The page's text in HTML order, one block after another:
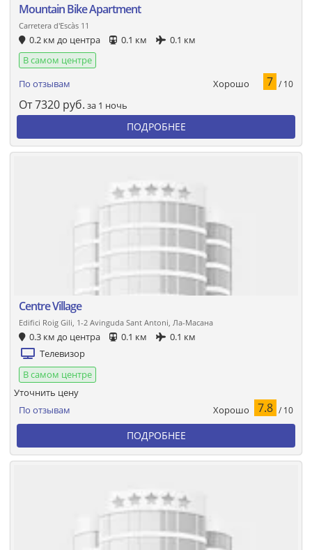
Mountain Bike Apartment
Carretera d'Escàs 11
0.2 км до центра 0.1 км
0.1 км
В самом центре
По отзывам
Хорошо 7 / 10
От7320 руб. за 1 ночь
ПОДРОБНЕЕ
Centre Village
Edifici Roig Gili, 1-2 Avinguda Sant Antoni, Ла-Масана
0.3 км до центра 0.1 км
0.1 км
Телевизор
В самом центре
По отзывам Хорошо 7.8 / 10
Уточнить цену
ПОДРОБНЕЕ